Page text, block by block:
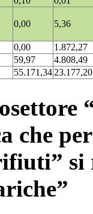
0,00 5,36
0,00
1.872,27
59,97
4.808,49
55.171,3423.177,20
che